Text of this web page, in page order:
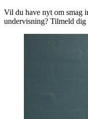
Vil du have nyt om smag
undervisning? Tilmeld